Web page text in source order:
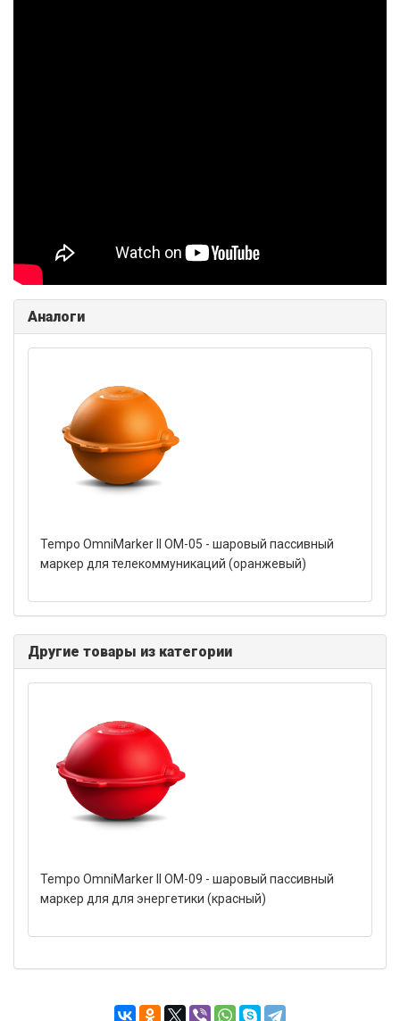
Аналоги
Tempo OmniMarker II OM-05 - шаровый пассивный
маркер для телекоммуникаций (оранжевый)
Другие товары из категории
Tempo OmniMarker II OM-09 - шаровый пассивный
маркер для для энергетики (красный)